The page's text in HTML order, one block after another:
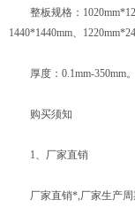
整板规格：
1440*1440mm、
厚度：0.1mm-350mm。
购买须知
1、厂家直销
厂家直销*,厂家生产周